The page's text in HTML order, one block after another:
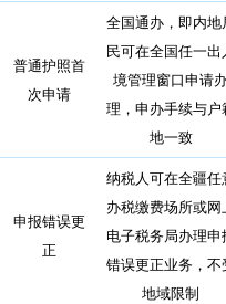
普通护照首
次申请
全国通办，即内地
民可在全国任一出
境管理窗口申请
理，申办手续与户
地一致
申报错误更
正
纳税人可在全疆任
办税缴费场所或网
电子税务局办理申
错误更正业务，不
地域限制